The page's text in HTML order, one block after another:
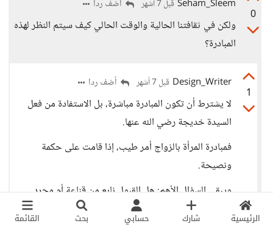
الرئيسية شارك حسابي بحث القائمة
0
Seham_Sleem قبل 7 أشهر أضف ردا
ولكن في ثقافتنا الحالية والوقت الحالي كيف سيتم النظر لهذه
المبادرة؟
1
Design_Writer قبل 7 أشهر أضف ردا
لا يشترط أن تكون المبادرة مباشرة، بل الاستفادة من فعل
السيدة خديجة رضي الله عنها.
فمبادرة المرأة بالزواج أمر طيب، إذا قامت على حكمة
ونصيحة.
ويبقى السؤال الأهم: هل القبول نابع من قناعة أم مجرد